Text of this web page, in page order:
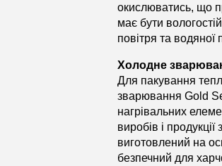
окислюватись, що
має бути
повітря та водяної
Холодне
Для пакування
зварювання Gold
нагрівальних
виробів і
виготовлений на
безпечний для